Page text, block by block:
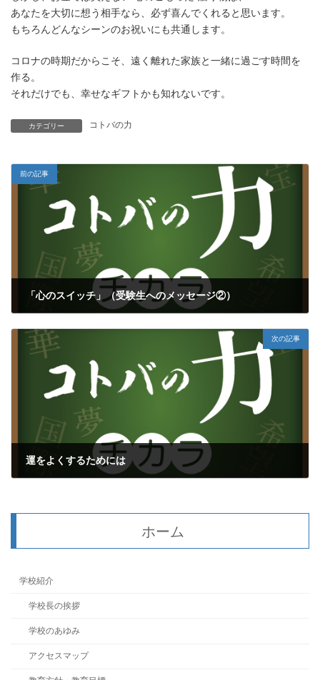
あなたを大切に想う相手なら、必ず喜んでくれると思います。
もちろんどんなシーンのお祝いにも共通します。
コロナの時期だからこそ、遠く離れた家族と一緒に過ごす時間を
作る。
それだけでも、幸せなギフトかも知れないです。
カテゴリー コトバの力
前の記事
「心のスイッチ」（受験生へのメッセージ②）
次の記事
運をよくするためには
ホーム
学校紹介
学校長の挨拶
学校のあゆみ
アクセスマップ